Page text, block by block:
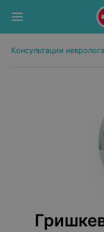
Консультации невролога